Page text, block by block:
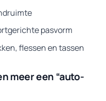
pasvorm
flessen en tassen
meer een “auto-